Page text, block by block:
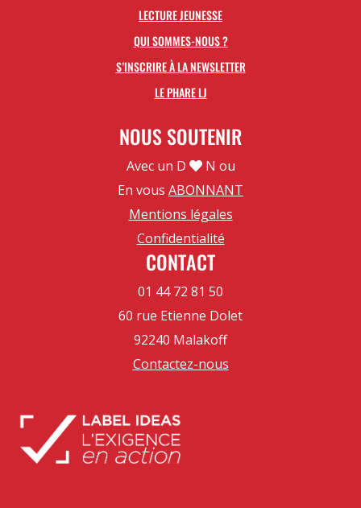
LECTURE JEUNESSE
QUI SOMMES-NOUS ?
S’INSCRIRE À LA NEWSLETTER
LE PHARE LJ
NOUS SOUTENIR
Avec un D
N ou
En vous ABONNANT
Mentions légales
Confidentialité
CONTACT
01 44 72 81 50
60 rue Etienne Dolet
92240 Malakoff
Contactez-nous